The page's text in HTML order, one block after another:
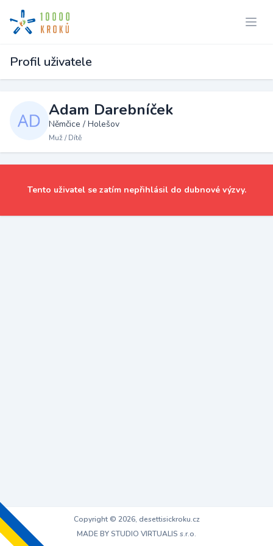
Profil uživatele
Adam Darebníček
Němčice / Holešov
Muž / Dítě
Tento uživatel se zatím nepřihlásil do dubnové výzvy.
Copyright © 2026, desettisickroku.cz
MADE BY STUDIO VIRTUALIS s.r.o.